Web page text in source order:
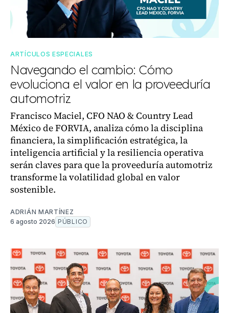
ARTÍCULOS ESPECIALES
Navegando el cambio: Cómo
evoluciona el valor en la proveeduría
automotriz
Francisco Maciel, CFO NAO & Country Lead
México de FORVIA, analiza cómo la disciplina
financiera, la simplificación estratégica, la
inteligencia artificial y la resiliencia operativa
serán claves para que la proveeduría automotriz
transforme la volatilidad global en valor
sostenible.
ADRIÁN MARTÍNEZ
6 agosto 2026 PÚBLICO